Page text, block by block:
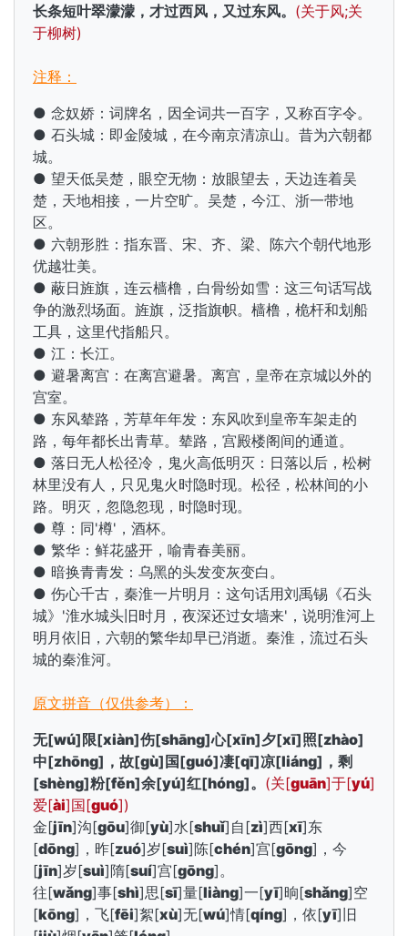
长条短叶翠濛濛，才过西风，又过东风。 (关于风;关
于柳树)
注释：
● 念奴娇：词牌名，因全词共一百字，又称百字令。
● 石头城：即金陵城，在今南京清凉山。昔为六朝都
城。
● 望天低吴楚，眼空无物：放眼望去，天边连着吴
楚，天地相接，一片空旷。吴楚，今江、浙一带地
区。
● 六朝形胜：指东晋、宋、齐、梁、陈六个朝代地形
优越壮美。
● 蔽日旌旗，连云樯橹，白骨纷如雪：这三句话写战
争的激烈场面。旌旗，泛指旗帜。樯橹，桅杆和划船
工具，这里代指船只。
● 江：长江。
● 避暑离宫：在离宫避暑。离宫，皇帝在京城以外的
宫室。
● 东风辇路，芳草年年发：东风吹到皇帝车架走的
路，每年都长出青草。辇路，宫殿楼阁间的通道。
● 落日无人松径冷，鬼火高低明灭：日落以后，松树
林里没有人，只见鬼火时隐时现。松径，松林间的小
路。明灭，忽隐忽现，时隐时现。
● 尊：同'樽'，酒杯。
● 繁华：鲜花盛开，喻青春美丽。
● 暗换青青发：乌黑的头发变灰变白。
● 伤心千古，秦淮一片明月：这句话用刘禹锡《石头
城》'淮水城头旧时月，夜深还过女墙来'，说明淮河上
明月依旧，六朝的繁华却早已消逝。秦淮，流过石头
城的秦淮河。
原文拼音（仅供参考）：
无[wú]限[xiàn]伤[shāng]心[xīn]夕[xī]照[zhào]
中[zhōng]，故[gù]国[guó]凄[qī]凉[liáng]，剩
[shèng]粉[fěn]余[yú]红[hóng]。 (关[guān]于[yú]
爱[ài]国[guó])
金[jīn]沟[gōu]御[yù]水[shuǐ]自[zì]西[xī]东
[dōng]，昨[zuó]岁[suì]陈[chén]宫[gōng]，今
[jīn]岁[suì]隋[suí]宫[gōng]。
往[wǎng]事[shì]思[sī]量[liàng]一[yī]晌[shǎng]空
[kōng]，飞[fēi]絮[xù]无[wú]情[qíng]，依[yī]旧